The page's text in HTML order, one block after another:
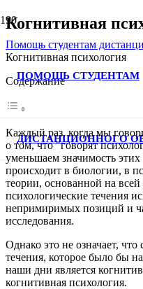
ПОМОЩЬ СТУДЕНТАМ
ДИСТАНЦИОННОГО
Когнитивная
Помощь студентам
Когнитивная психология
Содержание
Каждый раз, когда мы
о том, что "говорят
уменьшаем значимость
происходит в биологии, в
теории, основанной на
психологические течения
непримиримых позиций и
исследования.
Однако это не означает,
течения, которое было бы
наши дни является
когнитивная психология.